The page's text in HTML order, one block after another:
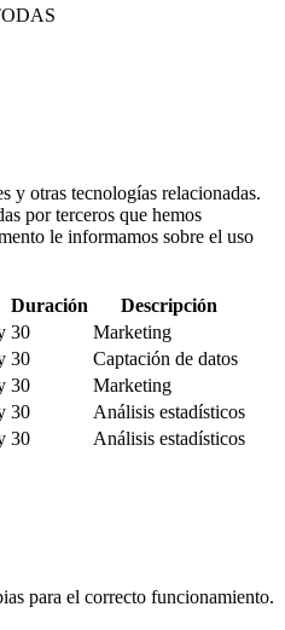
otras tecnologías relacionadas.
por terceros que hemos
le informamos sobre el uso
Duración
Descripción
30
Marketing
30
Captación de datos
30
Marketing
30
Análisis estadísticos
30 Análisis estadísticos
para el correcto funcionamiento.